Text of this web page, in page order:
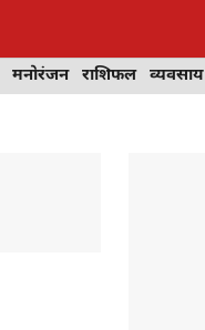
मनोरंजन राशिफल व्यवसाय